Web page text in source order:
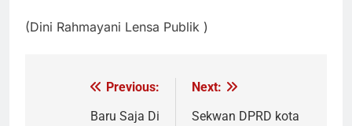
(Dini Rahmayani Lensa Publik )
NavigasiPrevious:
Baru Saja Di
Next:
Sekwan DPRD kota